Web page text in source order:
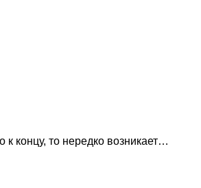
концу, то нередко возникает…